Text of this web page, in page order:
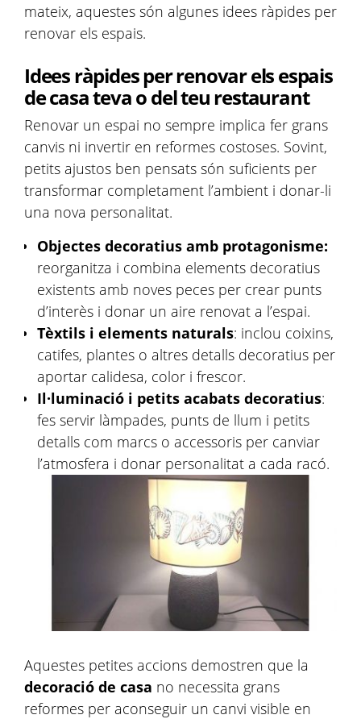
mateix, aquestes són algunes idees ràpides per
renovar els espais.
Idees ràpides per renovar els espais
de casa teva o del teu restaurant
Renovar un espai no sempre implica fer grans
canvis ni invertir en reformes costoses. Sovint,
petits ajustos ben pensats són suficients per
transformar completament l’ambient i donar-li
una nova personalitat.
Objectes decoratius amb protagonisme:
reorganitza i combina elements decoratius
existents amb noves peces per crear punts
d’interès i donar un aire renovat a l’espai.
Tèxtils i elements naturals: inclou coixins,
catifes, plantes o altres detalls decoratius per
aportar calidesa, color i frescor.
Il·luminació i petits acabats decoratius:
fes servir làmpades, punts de llum i petits
detalls com marcs o accessoris per canviar
l’atmosfera i donar personalitat a cada racó.
Aquestes petites accions demostren que la
decoració de casa no necessita grans
reformes per aconseguir un canvi visible en